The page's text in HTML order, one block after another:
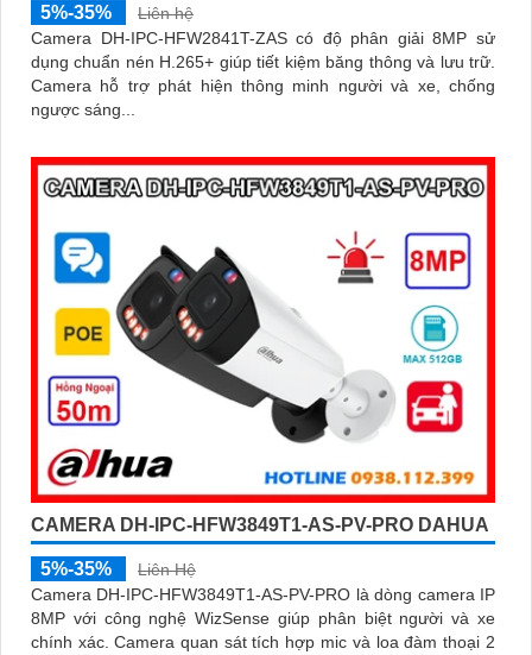
5%-35%
Liên hệ
Camera DH-IPC-HFW2841T-ZAS có độ phân giải 8MP sử
dụng chuẩn nén H.265+ giúp tiết kiệm băng thông và lưu trữ.
Camera hỗ trợ phát hiện thông minh người và xe, chống
ngược sáng...
CAMERA DH-IPC-HFW3849T1-AS-PV-PRO DAHUA
5%-35%
Liên Hệ
Camera DH-IPC-HFW3849T1-AS-PV-PRO là dòng camera IP
8MP với công nghệ WizSense giúp phân biệt người và xe
chính xác. Camera quan sát tích hợp mic và loa đàm thoại 2